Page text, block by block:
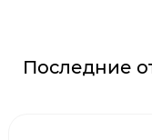
Последние